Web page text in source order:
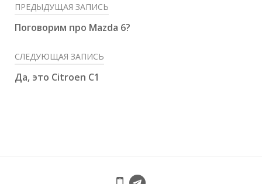
ПРЕДЫДУЩАЯ ЗАПИСЬ
Поговорим про Mazda 6?
СЛЕДУЮЩАЯ ЗАПИСЬ
Да, это Citroen C1